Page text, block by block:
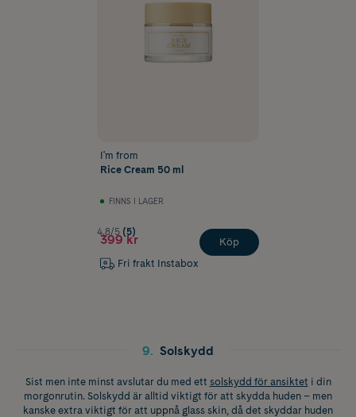
I'm from
Rice Cream 50 ml
FINNS I LAGER
4.8/5 (5)
399 kr
Fri frakt Instabox
Köp
9. Solskydd
Sist men inte minst avslutar du med ett solskydd för ansiktet i din
morgonrutin. Solskydd är alltid viktigt för att skydda huden – men
kanske extra viktigt för att uppnå glass skin, då det skyddar huden